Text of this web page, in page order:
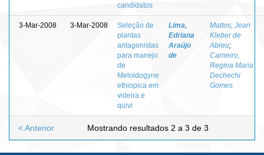
candidatos
3-Mar-2008 3-Mar-2008
Seleção de
plantas
antagonistas
para manejo
de
Meloidogyne
ethiopica em
videira e
quivi
Lima,
Edriana
Araújo
de
Mattos, Jean
Kleber de
Abreu;
Carneiro,
Regina Maria
Dechechi
Gomes
Mostrando resultados 2 a 3 de 3
< Anterior